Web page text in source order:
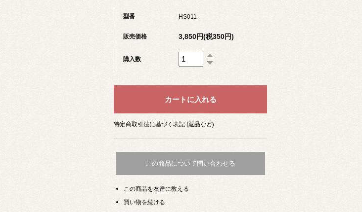
型番 HS011
販売価格 3,850円(税350円)
購入数
特定商取引法に基づく表記 (返品など)
この商品について問い合わせる
この商品を友達に教える
買い物を続ける